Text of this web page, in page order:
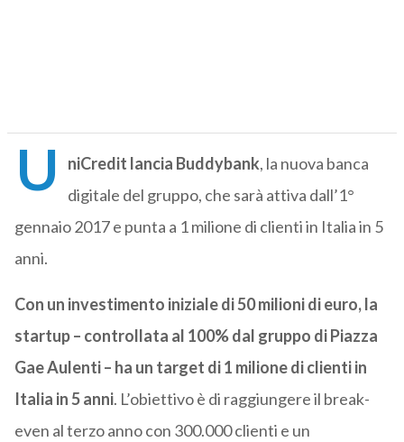
U niCredit lancia Buddybank, la nuova banca
digitale del gruppo, che sarà attiva dall’1°
gennaio 2017 e punta a 1 milione di clienti in Italia in 5
anni.
Con un investimento iniziale di 50 milioni di euro, la
startup – controllata al 100% dal gruppo di Piazza
Gae Aulenti – ha un target di 1 milione di clienti in
Italia in 5 anni. L’obiettivo è di raggiungere il break-
even al terzo anno con 300.000 clienti e un